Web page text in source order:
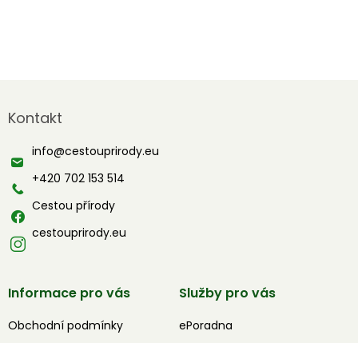
p
t
Kontakt
info@cestouprirody.eu
+420 702 153 514
Cestou přírody
cestouprirody.eu
Informace pro vás
Obchodní podmínky
Služby pro vás
ePoradna